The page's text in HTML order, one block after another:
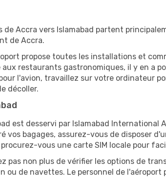
de Accra vers Islamabad partent
de Accra.
propose toutes les installations et
aux restaurants gastronomiques, il y en a
l'avion, travaillez sur votre ordinateur
décoller.
est desservi par Islamabad International
vos bagages, assurez-vous de disposer
procurez-vous une carte SIM locale pour
pas non plus de vérifier les options de
ou de navettes. Le personnel de